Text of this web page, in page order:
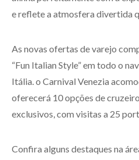
e reflete a atmosfera divertida
As novas ofertas de varejo
“Fun Italian Style” em todo o
Itália. o Carnival Venezia
oferecerá 10 opções de
exclusivos, com visitas a 25
Confira alguns destaques na